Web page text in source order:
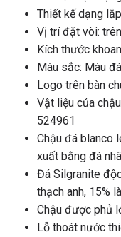
Thiết kế dạng
Vị trí đặt vòi:
Kích thước
Màu sắc: Màu
Logo trên bàn
Vật liệu của
524961
Chậu đá blanco
xuất bằng đá
Đá Silgranite
thạch anh, 15%
Chậu được phủ
Lỗ thoát nước